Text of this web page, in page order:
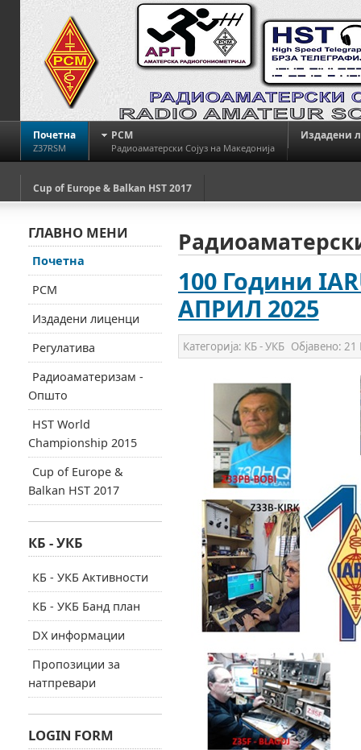
Почетна
Z37RSM
РСМ
Радиоаматерски Сојуз на Македонија
Издадени
Cup of Europe & Balkan HST 2017
100 Години
АПРИЛ 2025
Категорија: КБ - УКБ Објавено: 21
ГЛАВНО МЕНИ
Почетна
РСМ
Издадени лиценци
Регулатива
Радиоаматеризам -
Општо
HST World
Championship 2015
Cup of Europe &
Balkan HST 2017
КБ - УКБ
КБ - УКБ Активности
КБ - УКБ Банд план
DX информации
Пропозиции за
натпревари
LOGIN FORM